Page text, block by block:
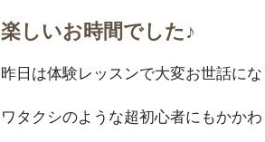
楽しいお時間でした♪
昨日は体験レッスンで大変お世話にな
ワタクシのような超初心者にもかか